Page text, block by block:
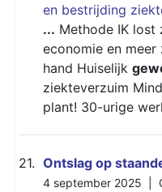
en bestrijding
... Methode IK lost
economie en
hand Huiselijk
ziekteverzuim
plant! 30-urige
21. Ontslag op
4 september 2025 |